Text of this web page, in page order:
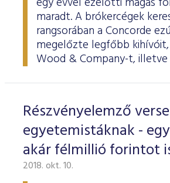
maradt. A brókercégek
rangsorában a Concorde
megelőzte legfőbb kihívóit,
Wood & Company-t,
Részvényelemző
egyetemistáknak -
akár félmillió forintot
2018. okt. 10.